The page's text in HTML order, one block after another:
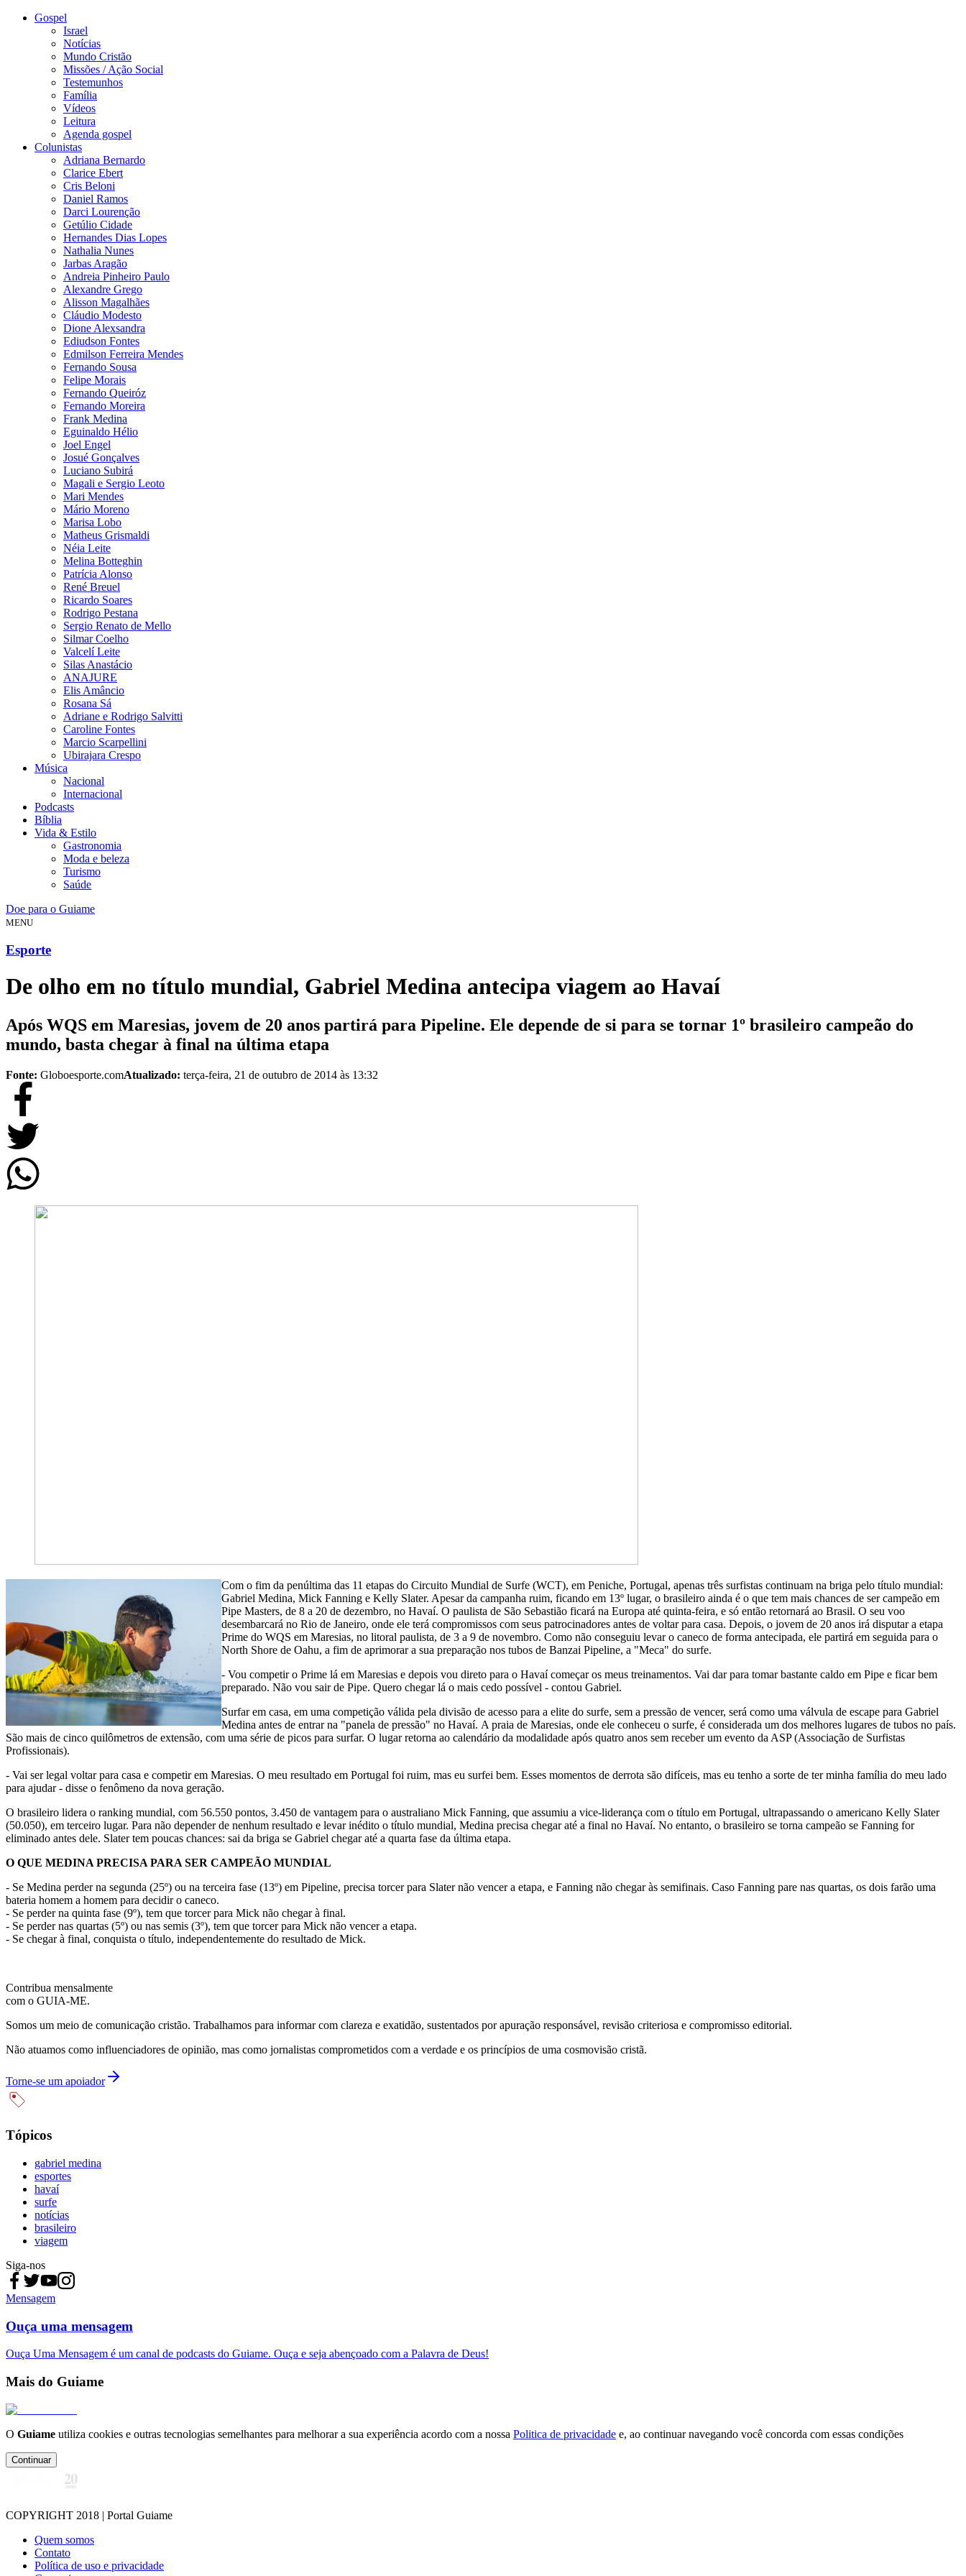
Gospel
Israel
Notícias
Mundo Cristão
Missões / Ação Social
Testemunhos
Família
Vídeos
Leitura
Agenda gospel
Colunistas
Adriana Bernardo
Clarice Ebert
Cris Beloni
Daniel Ramos
Darci Lourenção
Getúlio Cidade
Hernandes Dias Lopes
Nathalia Nunes
Jarbas Aragão
Andreia Pinheiro Paulo
Alexandre Grego
Alisson Magalhães
Cláudio Modesto
Dione Alexsandra
Ediudson Fontes
Edmilson Ferreira Mendes
Fernando Sousa
Felipe Morais
Fernando Queiróz
Fernando Moreira
Frank Medina
Eguinaldo Hélio
Joel Engel
Josué Gonçalves
Luciano Subirá
Magali e Sergio Leoto
Mari Mendes
Mário Moreno
Marisa Lobo
Matheus Grismaldi
Néia Leite
Melina Botteghin
Patrícia Alonso
René Breuel
Ricardo Soares
Rodrigo Pestana
Sergio Renato de Mello
Silmar Coelho
Valcelí Leite
Silas Anastácio
ANAJURE
Elis Amâncio
Rosana Sá
Adriane e Rodrigo Salvitti
Caroline Fontes
Marcio Scarpellini
Ubirajara Crespo
Música
Nacional
Internacional
Podcasts
Bíblia
Vida & Estilo
Gastronomia
Moda e beleza
Turismo
Saúde
Doe para o Guiame
MENU
Esporte
De olho em no título mundial, Gabriel Medina antecipa viagem ao Havaí
Após WQS em Maresias, jovem de 20 anos partirá para Pipeline. Ele depende de si para se tornar 1º brasileiro campeão do
mundo, basta chegar à final na última etapa
Fonte: Globoesporte.comAtualizado: terça-feira, 21 de outubro de 2014 às 13:32
Com o fim da penúltima das 11 etapas do Circuito Mundial de Surfe (WCT), em Peniche, Portugal, apenas três surfistas continuam na briga pelo título mundial:
Gabriel Medina, Mick Fanning e Kelly Slater. Apesar da campanha ruim, ficando em 13º lugar, o brasileiro ainda é o que tem mais chances de ser campeão em
Pipe Masters, de 8 a 20 de dezembro, no Havaí. O paulista de São Sebastião ficará na Europa até quinta-feira, e só então retornará ao Brasil. O seu voo
desembarcará no Rio de Janeiro, onde ele terá compromissos com seus patrocinadores antes de voltar para casa. Depois, o jovem de 20 anos irá disputar a etapa
Prime do WQS em Maresias, no litoral paulista, de 3 a 9 de novembro. Como não conseguiu levar o caneco de forma antecipada, ele partirá em seguida para o
North Shore de Oahu, a fim de aprimorar a sua preparação nos tubos de Banzai Pipeline, a "Meca" do surfe.
- Vou competir o Prime lá em Maresias e depois vou direto para o Havaí começar os meus treinamentos. Vai dar para tomar bastante caldo em Pipe e ficar bem
preparado. Não vou sair de Pipe. Quero chegar lá o mais cedo possível - contou Gabriel.
Surfar em casa, em uma competição válida pela divisão de acesso para a elite do surfe, sem a pressão de vencer, será como uma válvula de escape para Gabriel
Medina antes de entrar na "panela de pressão" no Havaí. A praia de Maresias, onde ele conheceu o surfe, é considerada um dos melhores lugares de tubos no país.
São mais de cinco quilômetros de extensão, com uma série de picos para surfar. O lugar retorna ao calendário da modalidade após quatro anos sem receber um evento da ASP (Associação de Surfistas
Profissionais).
- Vai ser legal voltar para casa e competir em Maresias. O meu resultado em Portugal foi ruim, mas eu surfei bem. Esses momentos de derrota são difíceis, mas eu tenho a sorte de ter minha família do meu lado
para ajudar - disse o fenômeno da nova geração.
O brasileiro lidera o ranking mundial, com 56.550 pontos, 3.450 de vantagem para o australiano Mick Fanning, que assumiu a vice-liderança com o título em Portugal, ultrapassando o americano Kelly Slater
(50.050), em terceiro lugar. Para não depender de nenhum resultado e levar inédito o título mundial, Medina precisa chegar até a final no Havaí. No entanto, o brasileiro se torna campeão se Fanning for
eliminado antes dele. Slater tem poucas chances: sai da briga se Gabriel chegar até a quarta fase da última etapa.
O QUE MEDINA PRECISA PARA SER CAMPEÃO MUNDIAL
- Se Medina perder na segunda (25º) ou na terceira fase (13º) em Pipeline, precisa torcer para Slater não vencer a etapa, e Fanning não chegar às semifinais. Caso Fanning pare nas quartas, os dois farão uma
bateria homem a homem para decidir o caneco.
- Se perder na quinta fase (9º), tem que torcer para Mick não chegar à final.
- Se perder nas quartas (5º) ou nas semis (3º), tem que torcer para Mick não vencer a etapa.
- Se chegar à final, conquista o título, independentemente do resultado de Mick.
Contribua mensalmente
com o GUIA-ME.
Somos um meio de comunicação cristão. Trabalhamos para informar com clareza e exatidão, sustentados por apuração responsável, revisão criteriosa e compromisso editorial.
Não atuamos como influenciadores de opinião, mas como jornalistas comprometidos com a verdade e os princípios de uma cosmovisão cristã.
Torne-se um apoiador
Tópicos
gabriel medina
esportes
havaí
surfe
notícias
brasileiro
viagem
Siga-nos
Mensagem
Ouça uma mensagem
Ouça Uma Mensagem é um canal de podcasts do Guiame. Ouça e seja abençoado com a Palavra de Deus!
Mais do Guiame
O Guiame utiliza cookies e outras tecnologias semelhantes para melhorar a sua experiência acordo com a nossa Politica de privacidade e, ao continuar navegando você concorda com essas condições
Continuar
COPYRIGHT 2018 | Portal Guiame
Quem somos
Contato
Política de uso e privacidade